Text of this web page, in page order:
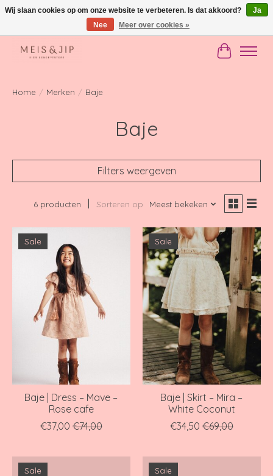
Gratis verzending in NL vanaf €150
Home / Merken / Baje
Baje
Filters weergeven
6 producten Sorteren op Meest bekeken
Sale
Baje | Dress – Mave –
Rose cafe
€37,00 €74,00
Sale
Baje | Skirt – Mira –
White Coconut
€34,50 €69,00
Sale Sale
Wij slaan cookies op om onze website te verbeteren. Is dat akkoord?
Ja
Nee
Meer over cookies »